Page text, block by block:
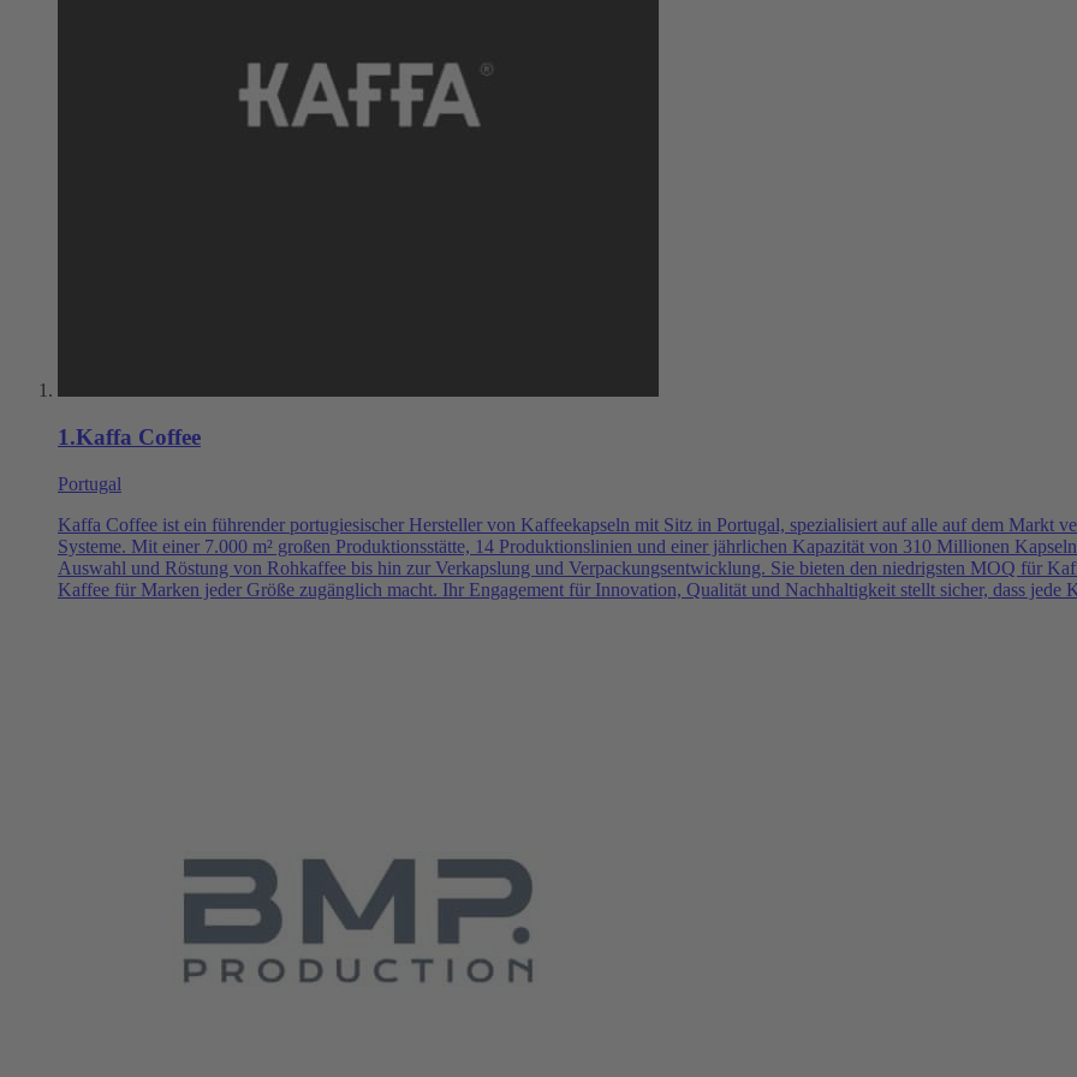
1.Kaffa Coffee
Portugal
Kaffa Coffee ist ein führender portugiesischer Hersteller von Kaffeekapseln mit Sitz in Portugal, spezialisiert auf alle auf dem Markt
Systeme. Mit einer 7.000 m² großen Produktionsstätte, 14 Produktionslinien und einer jährlichen Kapazität von 310 Millionen
Auswahl und Röstung von Rohkaffee bis hin zur Verkapslung und Verpackungsentwicklung. Sie bieten den niedrigsten MOQ für
Kaffee für Marken jeder Größe zugänglich macht. Ihr Engagement für Innovation, Qualität und Nachhaltigkeit stellt sicher, dass jede